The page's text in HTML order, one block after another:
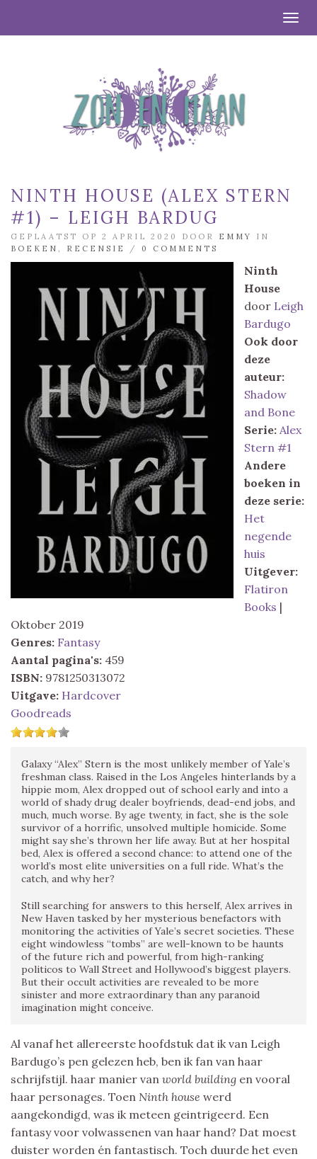
NINTH HOUSE (ALEX STERN
#1) – LEIGH BARDUG
GEPLAATST OP 2 APRIL 2020 DOOR EMMY
IN
BOEKEN
RECENSIE / 0 COMMENTS
Ninth
House
door Leigh
Bardugo
Ook door
deze
auteur:
Shadow
and Bone
Serie: Alex
Stern #1
Andere
boeken in
deze serie:
Het
negende
huis
Uitgever:
Flatiron
Books |
Oktober 2019
Genres: Fantasy
Aantal pagina's: 459
ISBN: 9781250313072
Uitgave: Hardcover
Goodreads
Galaxy “Alex” Stern is the most unlikely member of Yale’s
freshman class. Raised in the Los Angeles hinterlands by a
hippie mom, Alex dropped out of school early and into a
world of shady drug dealer boyfriends, dead-end jobs, and
much, much worse. By age twenty, in fact, she is the sole
survivor of a horrific, unsolved multiple homicide. Some
might say she’s thrown her life away. But at her hospital
bed, Alex is offered a second chance: to attend one of the
world’s most elite universities on a full ride. What’s the
catch, and why her?
Still searching for answers to this herself, Alex arrives in
New Haven tasked by her mysterious benefactors with
monitoring the activities of Yale’s secret societies. These
eight windowless “tombs” are well-known to be haunts
of the future rich and powerful, from high-ranking
politicos to Wall Street and Hollywood’s biggest players.
But their occult activities are revealed to be more
sinister and more extraordinary than any paranoid
imagination might conceive.
Al vanaf het allereerste hoofdstuk dat ik van Leigh
Bardugo’s pen gelezen heb, ben ik fan van haar
schrijfstijl. haar manier van world building en vooral
haar personages. Toen Ninth house werd
aangekondigd, was ik meteen geintrigeerd. Een
fantasy voor volwassenen van haar hand? Dat moest
duister worden én fantastisch. Toch duurde het even